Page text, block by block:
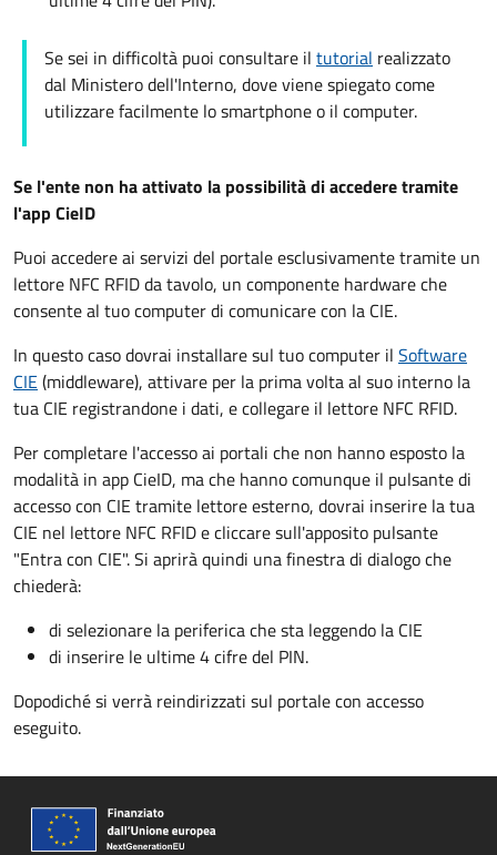
Se sei in difficoltà puoi consultare il tutorial realizzato
dal Ministero dell'Interno, dove viene spiegato come
utilizzare facilmente lo smartphone o il computer.
Se l'ente non ha attivato la possibilità di accedere tramite
l'app CieID
Puoi accedere ai servizi del portale esclusivamente tramite un
lettore NFC RFID da tavolo, un componente hardware che
consente al tuo computer di comunicare con la CIE.
In questo caso dovrai installare sul tuo computer il Software
CIE(middleware), attivare per la prima volta al suo interno la
tua CIE registrandone i dati, e collegare il lettore NFC RFID.
Per completare l'accesso ai portali che non hanno esposto la
modalità in app CieID, ma che hanno comunque il pulsante di
accesso con CIE tramite lettore esterno, dovrai inserire la tua
CIE nel lettore NFC RFID e cliccare sull'apposito pulsante
"Entra con CIE". Si aprirà quindi una finestra di dialogo che
chiederà:
di selezionare la periferica che sta leggendo la CIE
di inserire le ultime 4 cifre del PIN.
Dopodiché si verrà reindirizzati sul portale con accesso
eseguito.